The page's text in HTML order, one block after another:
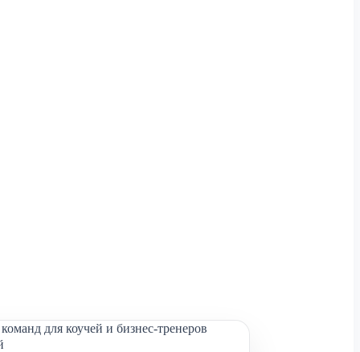
для коучей и бизнес-тренеров